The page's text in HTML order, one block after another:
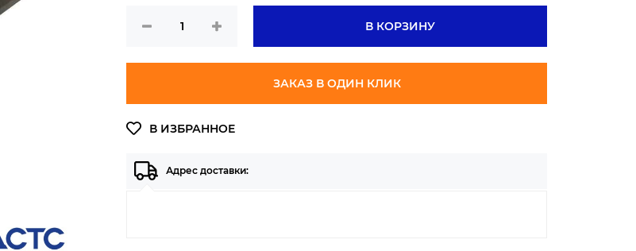
В КОРЗИНУ
ЗАКАЗ В ОДИН КЛИК
Адрес доставки: